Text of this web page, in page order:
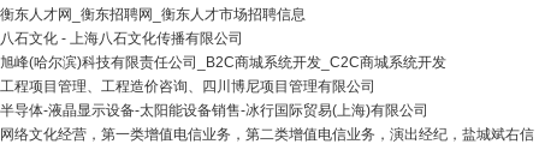
衡东人才网_衡东招聘网_衡东人才市场招聘信息
八石文化 - 上海八石文化传播有限公司
旭峰(哈尔滨)科技有限责任公司_B2C商城系统开发_C2C商城系统开发
工程项目管理、工程造价咨询、四川博尼项目管理有限公司
半导体-液晶显示设备-太阳能设备销售-冰行国际贸易(上海)有限公司
网络文化经营，第一类增值电信业务，第二类增值电信业务，演出经纪，盐城斌右信